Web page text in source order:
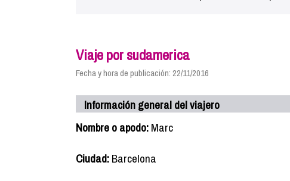
Viaje por sudamerica
Fecha y hora de publicación: 22/11/2016
Información general del viajero
Nombre o apodo:Marc
Ciudad:Barcelona